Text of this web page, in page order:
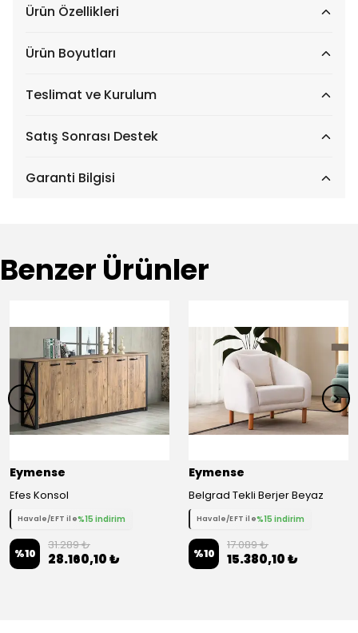
Ürün Özellikleri
Ürün Boyutları
Teslimat ve Kurulum
Satış Sonrası Destek
Garanti Bilgisi
Benzer Ürünler
Eymense
Efes Konsol
Havale/EFT ile%15 indirim
%10
31.289 ₺
28.160,10 ₺
Eymense
Belgrad Tekli Berjer Beyaz
Havale/EFT ile%15 indirim
%10
17.089 ₺
15.380,10 ₺